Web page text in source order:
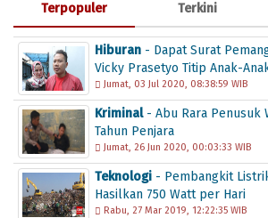
Terpopuler Terkini
Hiburan - Dapat Surat
Vicky Prasetyo Titip Anak-
Jumat, 03 Jul 2020, 08:38:59 WIB
Kriminal- Abu Rara Penusuk
Tahun Penjara
Jumat, 26 Jun 2020, 00:03:33 WIB
Teknologi - Pembangkit
Hasilkan 750 Watt per Hari
Rabu, 27 Mar 2019, 12:22:35 WIB